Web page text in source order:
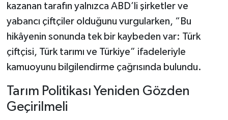
kazanan tarafın yalnızca ABD’li şirketler ve
yabancı çiftçiler olduğunu vurgularken, “Bu
hikâyenin sonunda tek bir kaybeden var: Türk
çiftçisi, Türk tarımı ve Türkiye” ifadeleriyle
kamuoyunu bilgilendirme çağrısında bulundu.
Tarım Politikası Yeniden Gözden
Geçirilmeli